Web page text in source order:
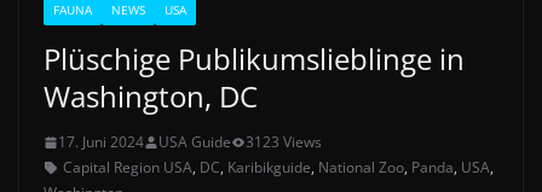
FAUNA NEWS USA
Plüschige Publikumslieblinge in
Washington, DC
17. Juni 2024 USA Guide
3123 Views
Capital Region USA, DC, Karibikguide, National Zoo, Panda, USA,